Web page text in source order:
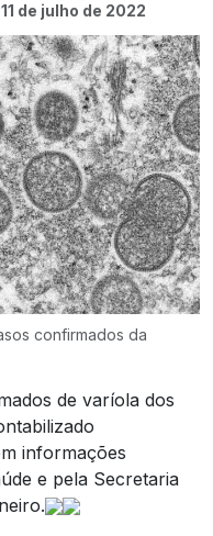
11 de julho de 2022
confirmados da
de varíola dos
informações
e pela Secretaria